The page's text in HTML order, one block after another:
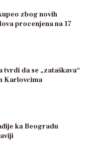
zbog novih
procenjena na 17
da se „zataškava“
Karlovcima
ka Beogradu